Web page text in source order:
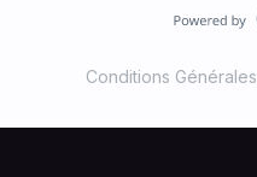
Conditions Générales